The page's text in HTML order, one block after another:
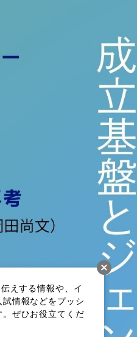
えする情報や、イ
情報などをプッシ
ぜひお役立てくだ